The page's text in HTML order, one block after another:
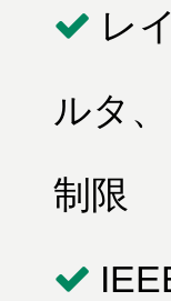
レ
ルタ
制限